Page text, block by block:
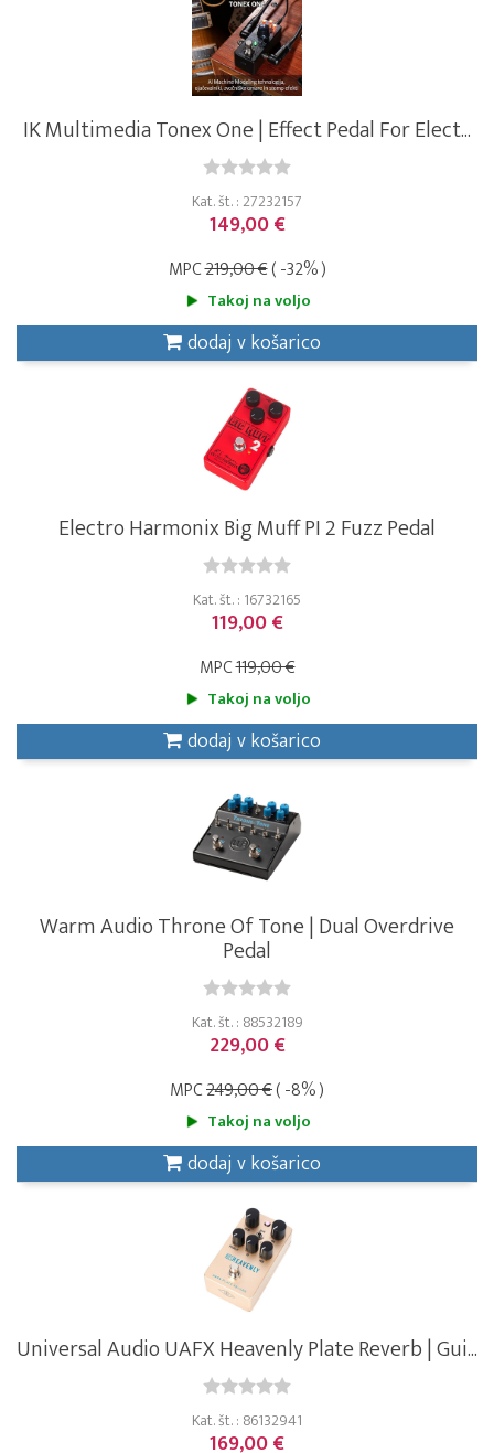
IK Multimedia Tonex One | Effect Pedal For Elect...
Kat. št. : 27232157
149,00 €
MPC219,00 €( -32% )
Takoj na voljo
dodaj v košarico
Electro Harmonix Big Muff PI 2 Fuzz Pedal
Kat. št. : 16732165
119,00 €
MPC119,00 €
Takoj na voljo
dodaj v košarico
Warm Audio Throne Of Tone | Dual Overdrive
Pedal
Kat. št. : 88532189
229,00 €
MPC249,00 €( -8% )
Takoj na voljo
dodaj v košarico
Universal Audio UAFX Heavenly Plate Reverb | Gui...
Kat. št. : 86132941
169,00 €